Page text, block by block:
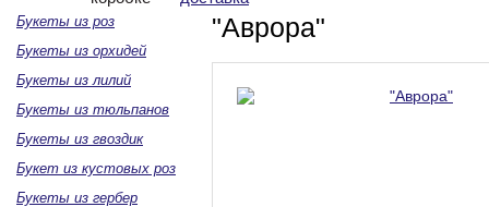
Букеты из роз
Букеты из орхидей
Букеты из лилий
Букеты из тюльпанов
Букеты из гвоздик
Букет из кустовых роз
Букеты из гербер
"Аврора"